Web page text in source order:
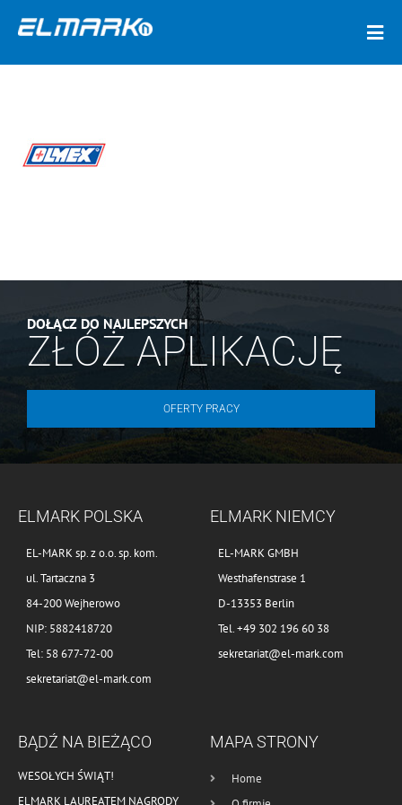
DOŁĄCZ DO NAJLEPSZYCH
ZŁÓŻ APLIKACJĘ
OFERTY PRACY
ELMARK POLSKA
EL-MARK sp. z o.o. sp. kom.
ul. Tartaczna 3
84-200 Wejherowo
NIP: 5882418720
Tel: 58 677-72-00
sekretariat@el-mark.com
ELMARK NIEMCY
EL-MARK GMBH
Westhafenstrase 1
D-13353 Berlin
Tel. +49 302 196 60 38
sekretariat@el-mark.com
BĄDŹ NA BIEŻĄCO
WESOŁYCH ŚWIĄT!
ELMARK LAUREATEM NAGRODY
MAPA STRONY
Home